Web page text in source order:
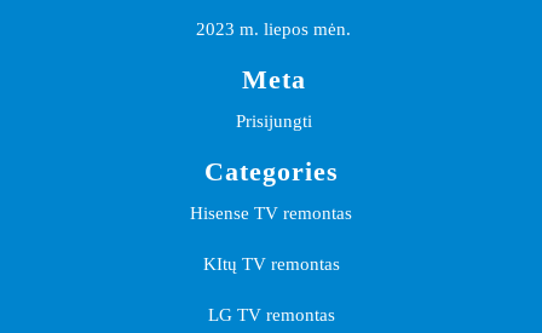
2023 m. liepos mėn.
Meta
Prisijungti
Categories
Hisense TV remontas
KItų TV remontas
LG TV remontas